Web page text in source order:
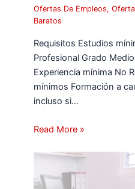
Ofertas De Empleos,
Baratos
Requisitos Estudios
Profesional Grado
Experiencia mínima No
mínimos Formación a
incluso si…
Read More »